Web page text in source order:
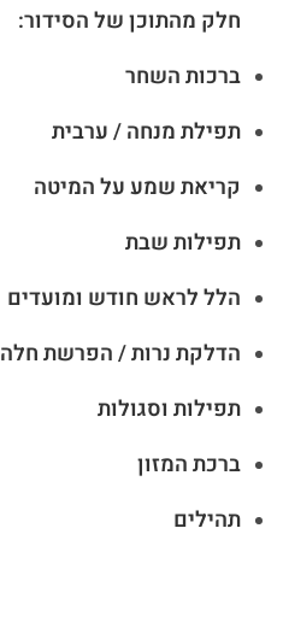
חלק מהתוכן של הסידור:
ברכות השחר
תפילת מנחה / ערבית
קריאת שמע על המיטה
תפילות שבת
הלל לראש חודש ומועדים
הדלקת נרות / הפרשת חלה
תפילות וסגולות
ברכת המזון
תהילים